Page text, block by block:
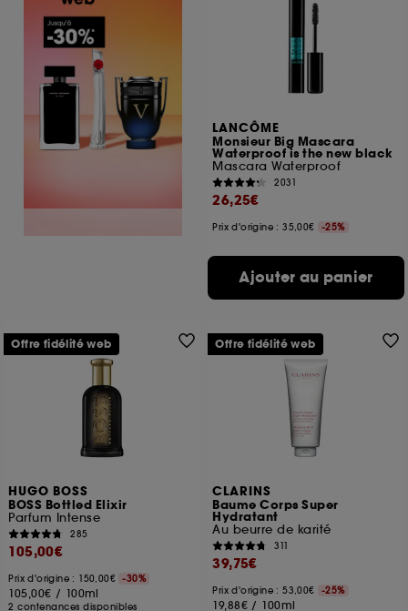
LANCÔME
Monsieur Big Mascara
Waterproof is the new black
Mascara Waterproof
2031
26,25€
Prix d'origine : 35,00€ -25%
Ajouter au panier
HUGO BOSS
BOSS Bottled Elixir
Parfum Intense
285
105,00€
Prix d'origine : 150,00€ -30%
105,00€ / 100ml
2 contenances disponibles
Offre fidélité web
CLARINS
Baume Corps Super
Hydratant
Au beurre de karité
311
39,75€
Prix d'origine : 53,00€ -25%
19,88€ / 100ml
Offre fidélité web